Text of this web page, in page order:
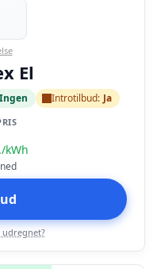
El
Ingen Introtilbud: Ja
kWh